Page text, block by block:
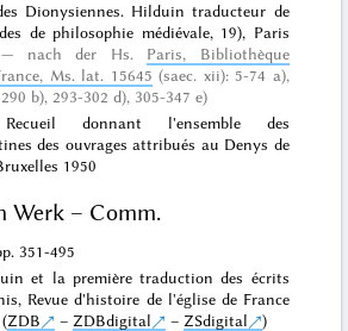
Dionysiennes. Hilduin traducteur de
de philosophie médiévale, 19), Paris
nach der Hs. Paris, Bibliothèque
Ms. lat. 15645 (saec. xii): 5-74 a),
b), 293-302 d), 305-347 e)
Recueil donnant l'ensemble des
des ouvrages attribués au Denys de
1950
Werk – Comm.
351-495
et la première traduction des écrits
Revue d'histoire de l'église de France
ZDB – ZDBdigital – ZSdigital
)